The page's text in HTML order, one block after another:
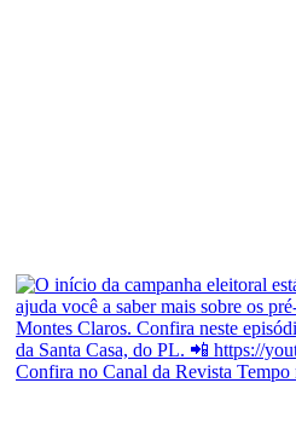
Confira no Canal da Revista Tempo